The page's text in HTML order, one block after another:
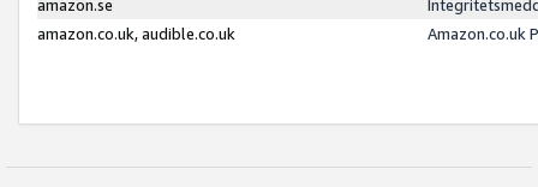
amazon.se
amazon.co.uk, audible.co.uk
Amazon.co.uk